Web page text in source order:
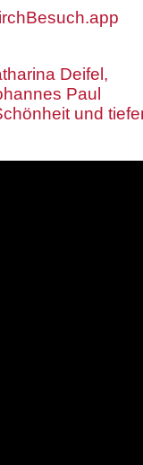
Deifel,
Paul
und